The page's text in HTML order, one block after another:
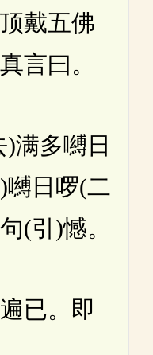
戴五佛
言曰。
多嚩日
嚩日啰(二
(引)憾。
。即